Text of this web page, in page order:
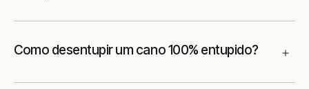
Como desentupir um cano 100% entupido?